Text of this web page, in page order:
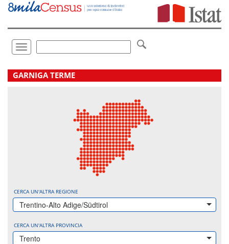
Vai
direttamente
Toggle
navigation
.
GARNIGA TERME
CERCA UN'ALTRA REGIONE
Trentino-Alto Adige/Südtirol
CERCA UN'ALTRA PROVINCIA
Trento